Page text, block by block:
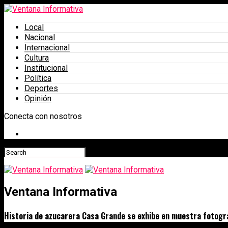
Local
Nacional
Internacional
Cultura
Institucional
Política
Deportes
Opinión
Conecta con nosotros
Ventana Informativa
Historia de azucarera Casa Grande se exhibe en muestra